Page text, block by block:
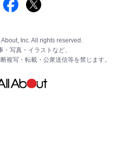
Inc. All rights reserved.
・写真・イラストなど、
複写・転載・公衆送信等を禁じます。